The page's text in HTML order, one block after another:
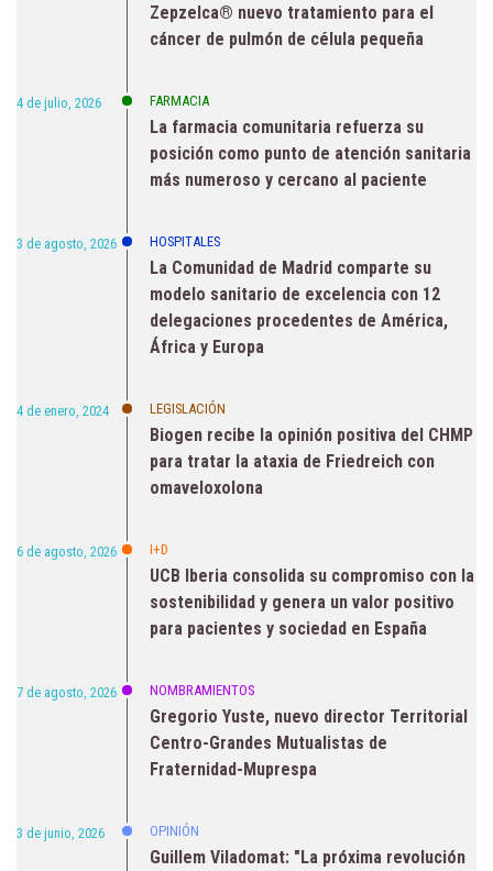
Zepzelca® nuevo tratamiento para el
cáncer de pulmón de célula pequeña
4 de julio, 2026 FARMACIA
La farmacia comunitaria refuerza su
posición como punto de atención sanitaria
más numeroso y cercano al paciente
3 de agosto, 2026 HOSPITALES
La Comunidad de Madrid comparte su
modelo sanitario de excelencia con 12
delegaciones procedentes de América,
África y Europa
4 de enero, 2024 LEGISLACIÓN
Biogen recibe la opinión positiva del CHMP
para tratar la ataxia de Friedreich con
omaveloxolona
6 de agosto, 2026 I+D
UCB Iberia consolida su compromiso con la
sostenibilidad y genera un valor positivo
para pacientes y sociedad en España
7 de agosto, 2026 NOMBRAMIENTOS
Gregorio Yuste, nuevo director Territorial
Centro-Grandes Mutualistas de
Fraternidad-Muprespa
3 de junio, 2026 OPINIÓN
Guillem Viladomat: "La próxima revolución